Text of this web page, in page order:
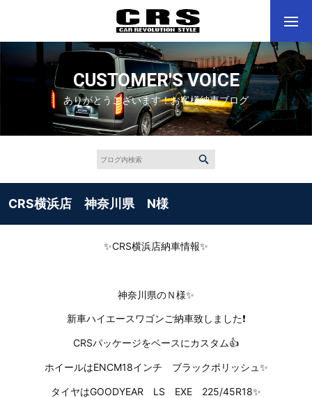
CUSTOMER'S VOICE
ありがとうございます！お客様納車ブログ
CRS横浜店 神奈川県 N様
✨CRS横浜店納車情報✨
神奈川県のＮ様✨
新車ハイエースワゴンご納車致しました❗
CRSパッケージをベースにカスタム👍
ホイールはENCM18インチ ブラックポリッシュ✨
タイヤはGOODYEAR LS EXE 225/45R18✨